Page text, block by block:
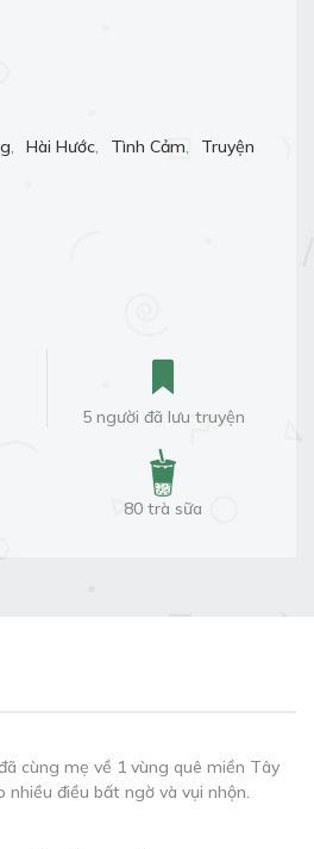
, Hài Hước, Tình Cảm,
Truyện
5 người đã lưu truyện
80 trà sữa
cùng mẹ về 1 vùng quê miền Tây
điều bất ngờ và vụi nhộn.